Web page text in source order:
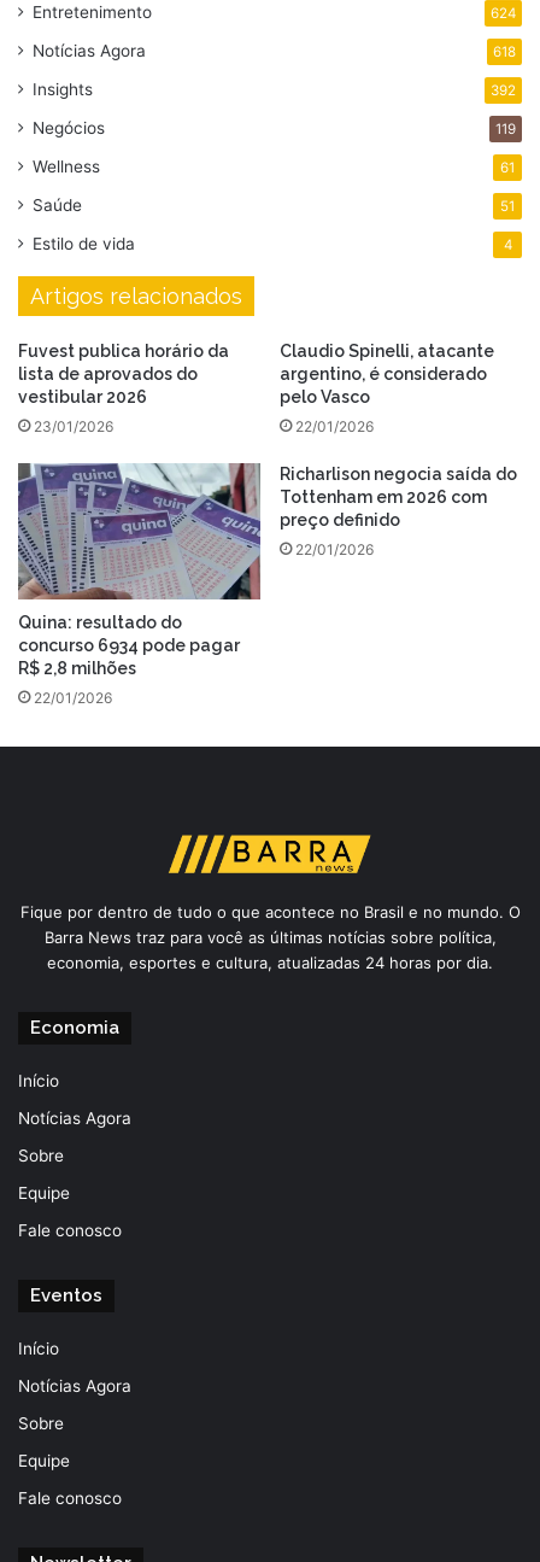
Entretenimento 624
Notícias Agora 618
Insights 392
Negócios 119
Wellness 61
Saúde 51
Estilo de vida 4
Artigos relacionados
Fuvest publica horário da
lista de aprovados do
vestibular 2026
23/01/2026
Claudio Spinelli, atacante
argentino, é considerado
pelo Vasco
22/01/2026
Quina: resultado do
concurso 6934 pode pagar
R$ 2,8 milhões
22/01/2026
Richarlison negocia saída do
Tottenham em 2026 com
preço definido
22/01/2026
Fique por dentro de tudo o que acontece no Brasil e no mundo. O
Barra News traz para você as últimas notícias sobre política,
economia, esportes e cultura, atualizadas 24 horas por dia.
Economia
Início
Notícias Agora
Sobre
Equipe
Fale conosco
Eventos
Início
Notícias Agora
Sobre
Equipe
Fale conosco